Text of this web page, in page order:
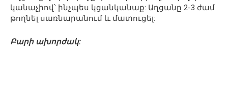
կանաչիով՝ ինչպես կցանկանաք: Աղցանը 2-3 ժամ
թողնել սառնարանում և մատուցել:
Բարի ախորժակ: